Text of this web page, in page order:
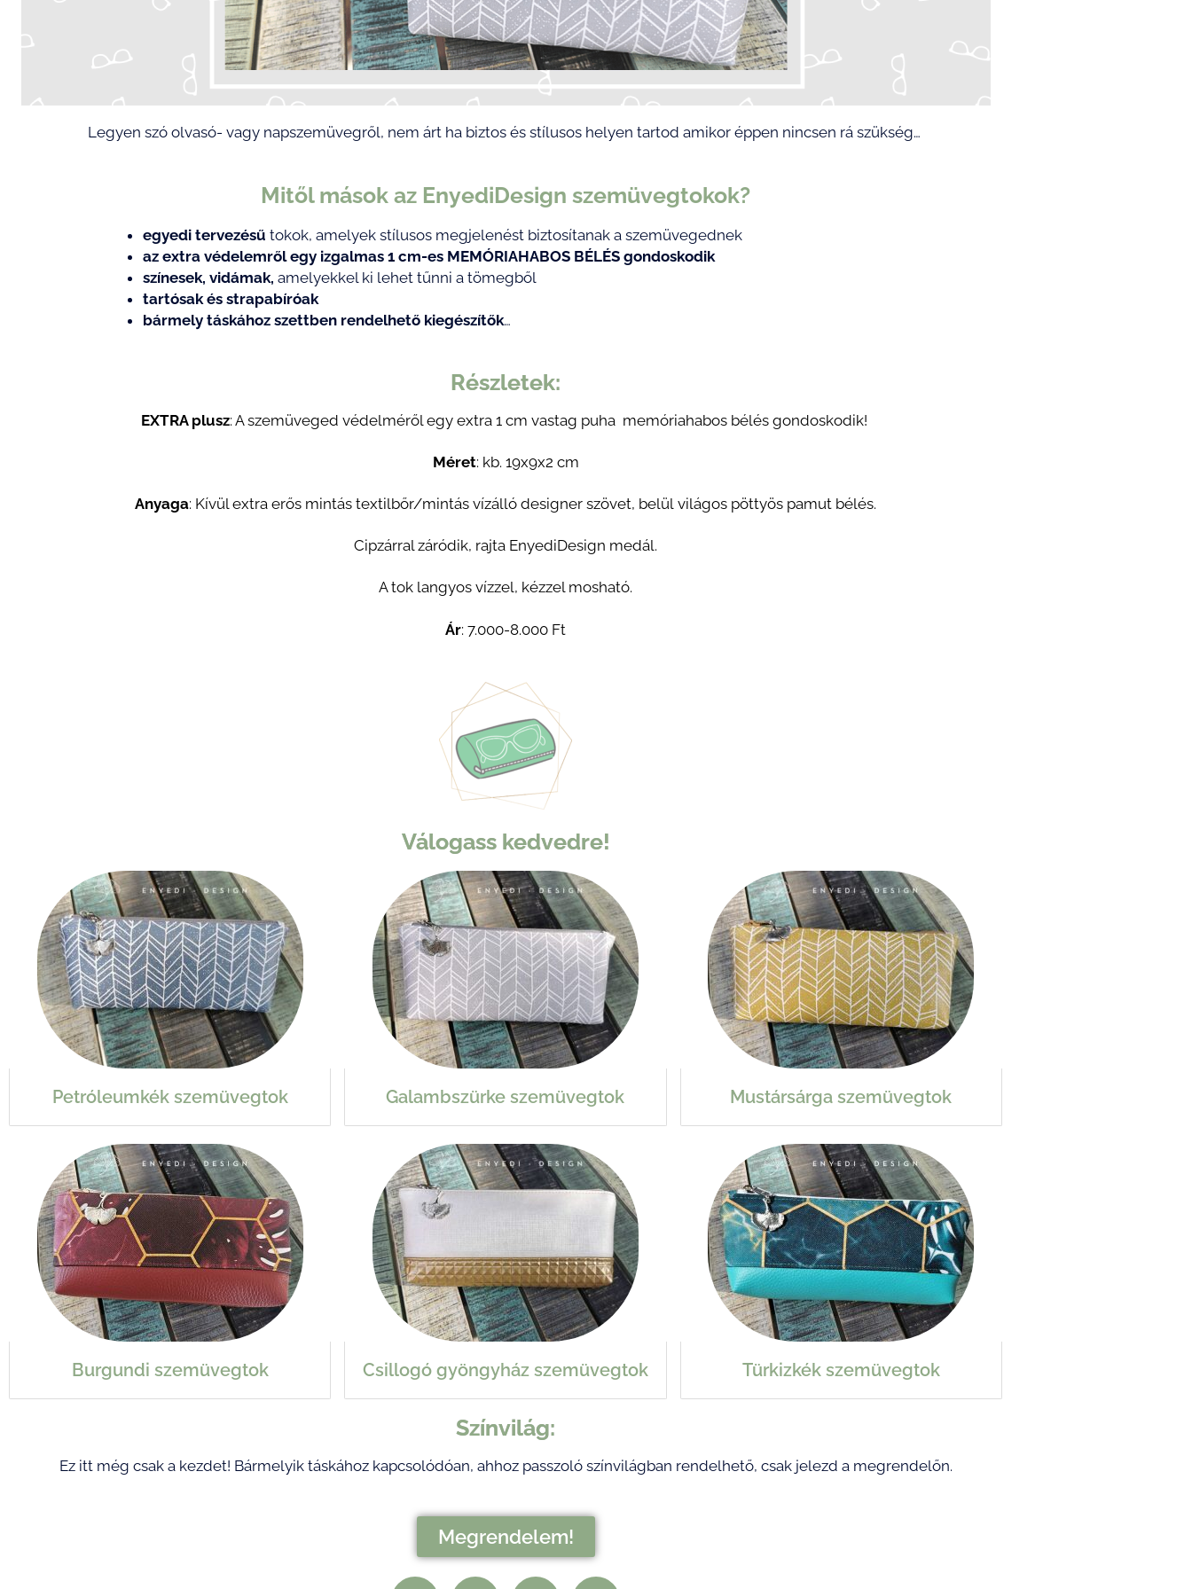
Legyen szó olvasó- vagy napszemüvegről, nem árt ha biztos és stílusos helyen tartod amikor éppen nincsen rá szükség…
Mitől mások az EnyediDesign szemüvegtokok?
egyedi tervezésű tokok, amelyek stílusos megjelenést biztosítanak a szemüvegednek
az extra védelemről egy izgalmas 1 cm-es MEMÓRIAHABOS BÉLÉS gondoskodik
színesek, vidámak, amelyekkel ki lehet tűnni a tömegből
tartósak és strapabíróak
bármely táskához szettben rendelhető kiegészítők…
Részletek:
EXTRA plusz: A szemüveged védelméről egy extra 1 cm vastag puha memóriahabos bélés gondoskodik!
Méret: kb. 19x9x2 cm
Anyaga: Kívül extra erős mintás textilbőr/mintás vízálló designer szövet, belül világos pöttyös pamut bélés.
Cipzárral záródik, rajta EnyediDesign medál.
A tok langyos vízzel, kézzel mosható.
Ár: 7.000-8.000 Ft
Válogass kedvedre!
Petróleumkék szemüvegtok Galambszürke szemüvegtok Mustársárga szemüvegtok
Burgundi szemüvegtok Csillogó gyöngyház szemüvegtok Türkizkék szemüvegtok​
Színvilág:
Ez itt még csak a kezdet! Bármelyik táskához kapcsolódóan, ahhoz passzoló színvilágban rendelhető, csak jelezd a megrendelőn.
Megrendelem!
E F I P